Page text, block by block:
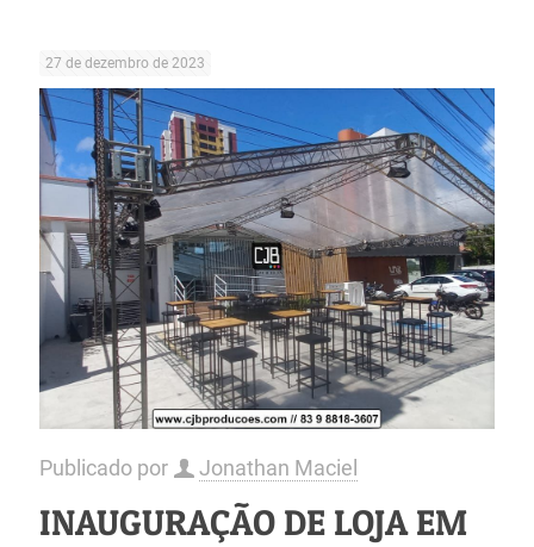
27 de dezembro de 2023
Publicado por Jonathan Maciel
INAUGURAÇÃO DE LOJA EM